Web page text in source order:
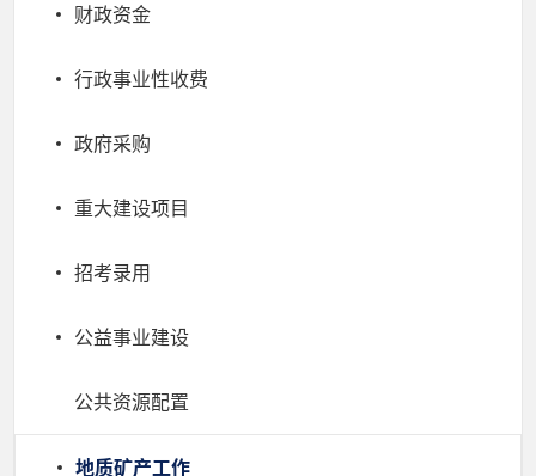
财政资金
行政事业性收费
政府采购
重大建设项目
招考录用
公益事业建设
公共资源配置
地质矿产工作